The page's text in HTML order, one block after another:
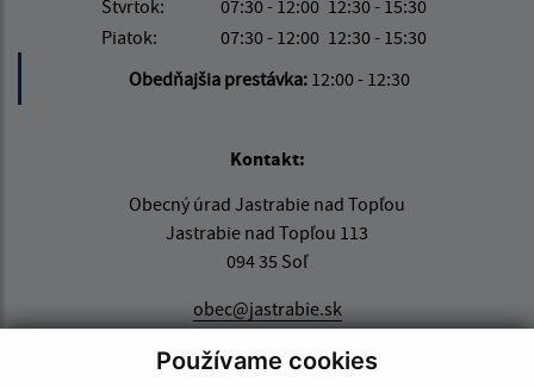
Používame cookies
Štvrtok:
07:30 - 12:00 12:30 - 15:30
Piatok:
07:30 - 12:00 12:30 - 15:30
Obedňajšia prestávka: 12:00 - 12:30
Kontakt:
Obecný úrad Jastrabie nad Topľou
Jastrabie nad Topľou 113
094 35 Soľ
obec@jastrabie.sk
+421 574 496 315